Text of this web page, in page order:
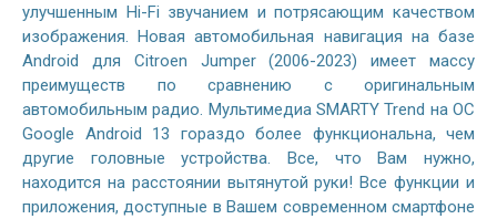
улучшенным Hi-Fi звучанием и потрясающим качеством
изображения. Новая автомобильная навигация на базе
Android для Citroen Jumper (2006-2023) имеет массу
преимуществ по сравнению с оригинальным
автомобильным радио. Мультимедиа SMARTY Trend на ОС
Google Android 13 гораздо более функциональна, чем
другие головные устройства. Все, что Вам нужно,
находится на расстоянии вытянутой руки! Все функции и
приложения, доступные в Вашем современном смартфоне